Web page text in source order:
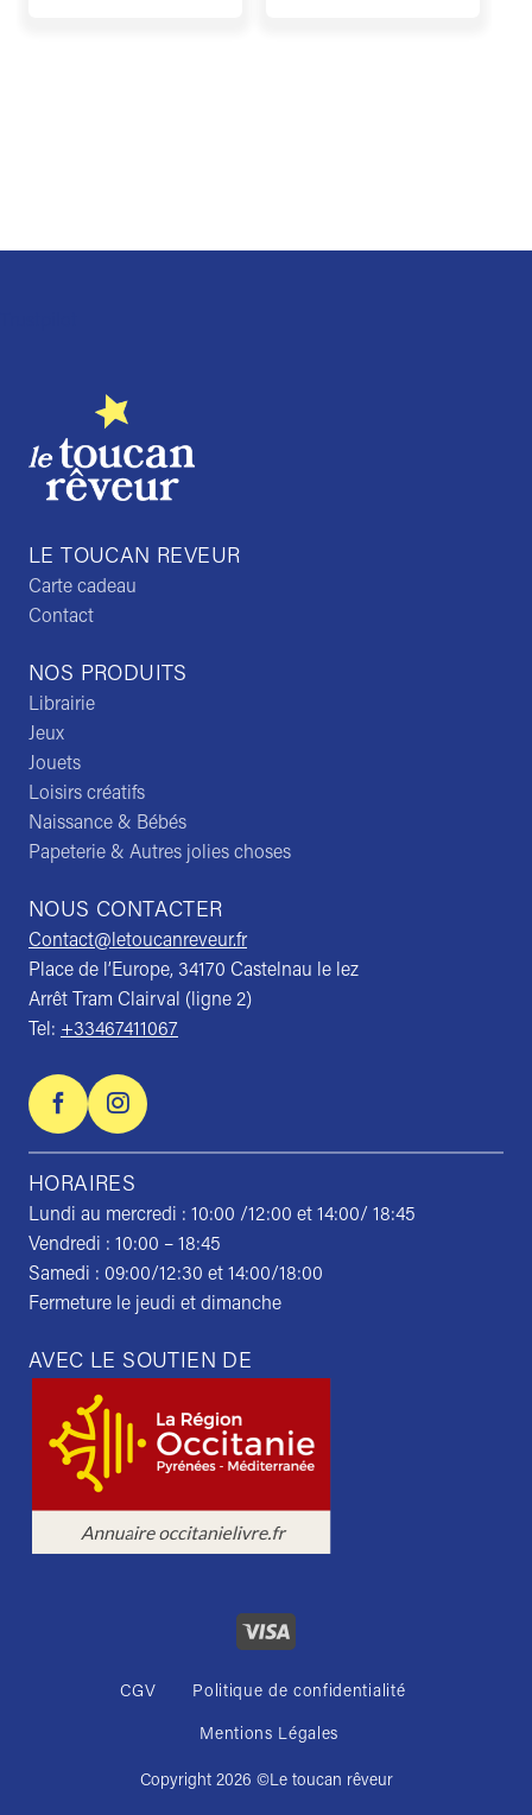
NOS PRODUITS
Librairie
Jeux
Jouets
Loisirs créatifs
Naissance & Bébés
Papeterie & Autres jolies choses
NOUS CONTACTER
Contact@letoucanreveur.fr
Place de l’Europe, 34170 Castelnau le lez
Arrêt Tram Clairval (ligne 2)
Tel: +33467411067
HORAIRES
Lundi au mercredi : 10:00 /12:00 et 14:00/ 18:45
Vendredi : 10:00 – 18:45
Samedi : 09:00/12:30 et 14:00/18:00
Fermeture le jeudi et dimanche
LE TOUCAN REVEUR
Carte cadeau
Contact
AVEC LE SOUTIEN DE
CGV Politique de confidentialité
Mentions Légales
Copyright 2026 ©Le toucan rêveur